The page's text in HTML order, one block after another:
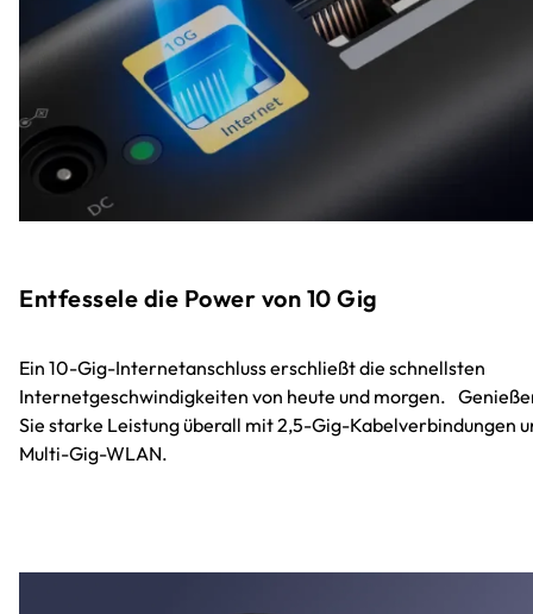
Entfessele die Power von 10 Gig
Ein 10-Gig-Internetanschluss erschließt die schnellsten
Internetgeschwindigkeiten von heute und morgen.
Sie starke Leistung überall mit 2,5-Gig-Kabelverbindungen
Multi-Gig-WLAN.